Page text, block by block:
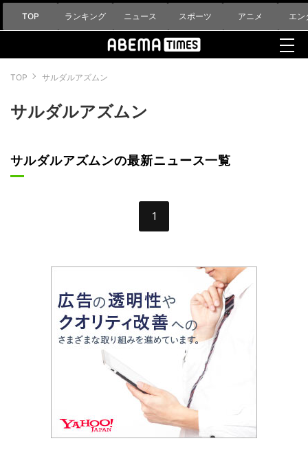
TOP ランキング ニュース スポーツ アニメ エン
TOP サルダルアズムン
サルダルアズムン
サルダルアズムンの最新ニュース一覧
1